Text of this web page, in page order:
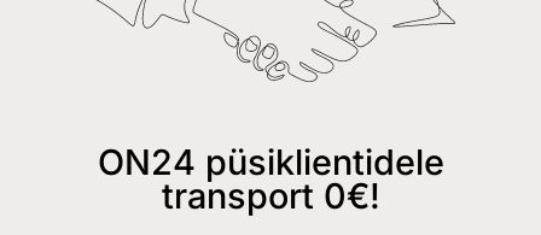
ON24 püsiklientidele
transport 0€!